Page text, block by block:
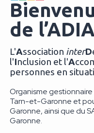
de
L'Association interD
l'Inclusion et l'A
personnes en
Organisme gestionnaire
Tarn-et-Garonne et
Garonne, ainsi que du
Garonne.